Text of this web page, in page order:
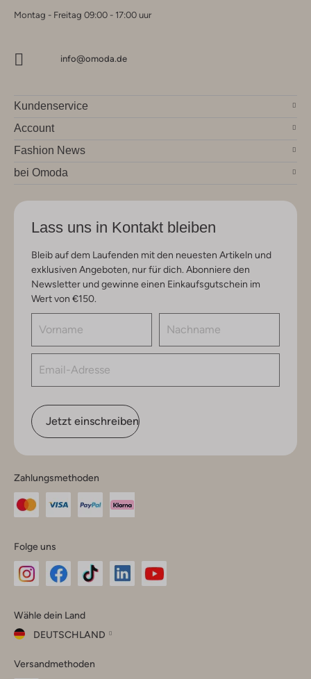
Montag - Freitag 09:00 - 17:00 uur
info@omoda.de
Kundenservice
Account
Fashion News
bei Omoda
Lass uns in Kontakt bleiben
Bleib auf dem Laufenden mit den neuesten Artikeln und
exklusiven Angeboten, nur für dich. Abonniere den
Newsletter und gewinne einen Einkaufsgutschein im
Wert von €150.
Jetzt einschreiben
Zahlungsmethoden
Folge uns
Instagram
Facebook
TikTok
Wähle dein Land
DEUTSCHLAND
dein
Versandmethoden